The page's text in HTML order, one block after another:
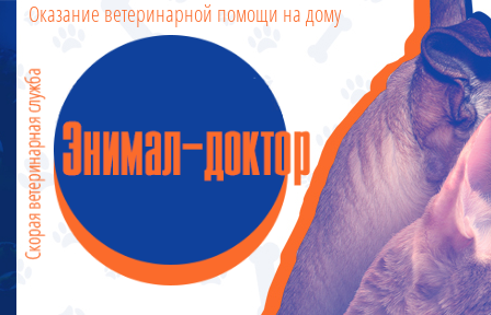
Оказание ветеринарной помощи на дому